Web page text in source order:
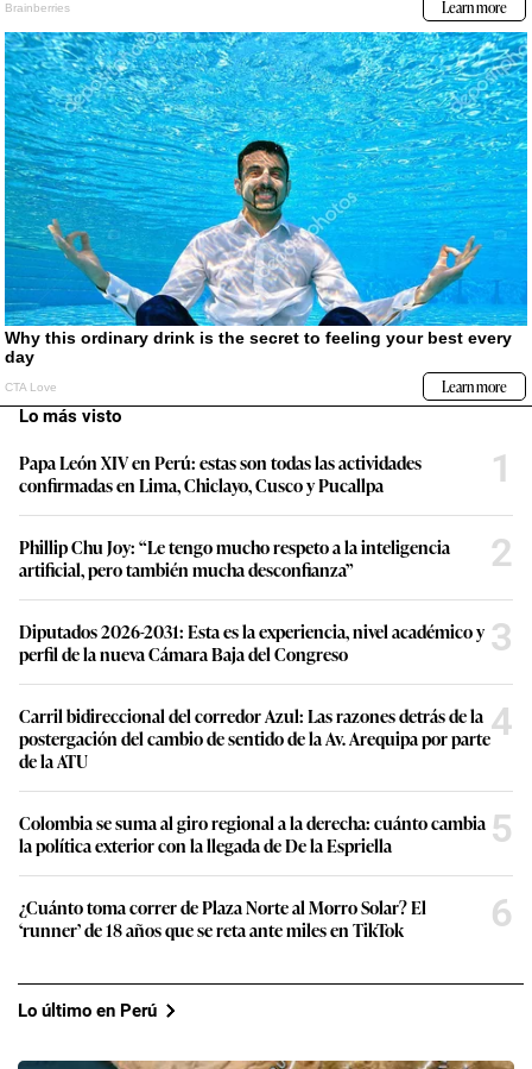
Lo más visto
Papa León XIV en Perú: estas son todas las actividades
confirmadas en Lima, Chiclayo, Cusco y Pucallpa
1
Phillip Chu Joy: “Le tengo mucho respeto a la inteligencia
artificial, pero también mucha desconfianza”
2
Diputados 2026-2031: Esta es la experiencia, nivel académico y
perfil de la nueva Cámara Baja del Congreso
3
Carril bidireccional del corredor Azul: Las razones detrás de la
postergación del cambio de sentido de la Av. Arequipa por parte
de la ATU
4
Colombia se suma al giro regional a la derecha: cuánto cambia
la política exterior con la llegada de De la Espriella
5
¿Cuánto toma correr de Plaza Norte al Morro Solar? El
‘runner’ de 18 años que se reta ante miles en TikTok
6
Lo último en Perú